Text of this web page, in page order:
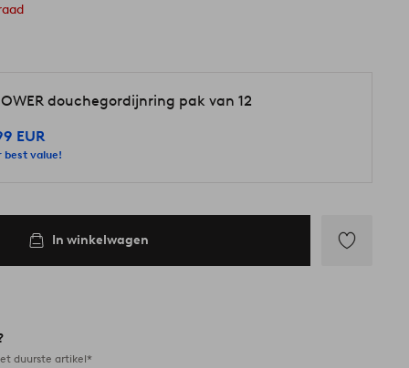
douchegordijnring pak van 12
EUR
best value!
In winkelwagen
duurste artikel*